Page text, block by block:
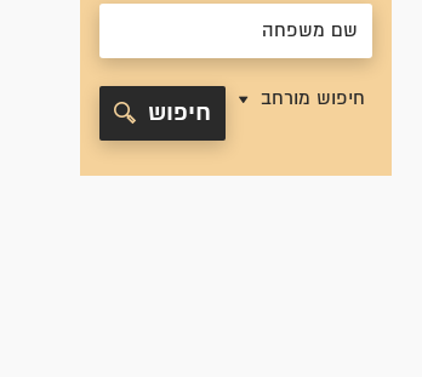
חיפוש מורחב
חיפוש